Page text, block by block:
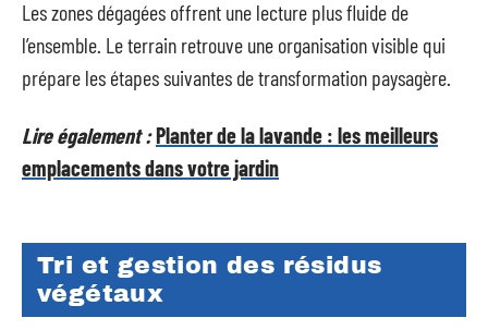
Les zones dégagées offrent une lecture plus fluide de
l’ensemble. Le terrain retrouve une organisation visible qui
prépare les étapes suivantes de transformation paysagère.
Lire également :Planter de la lavande : les meilleurs
emplacements dans votre jardin
Tri et gestion des résidus
végétaux